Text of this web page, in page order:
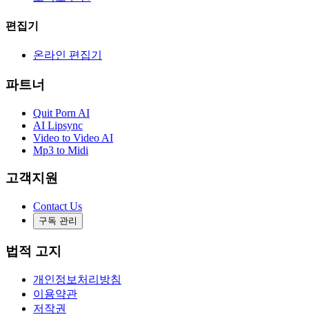
편집기
온라인 편집기
파트너
Quit Porn AI
AI Lipsync
Video to Video AI
Mp3 to Midi
고객지원
Contact Us
구독 관리
법적 고지
개인정보처리방침
이용약관
저작권